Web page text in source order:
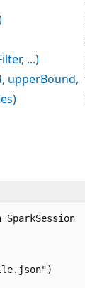
...)
upperBound,
SparkSession